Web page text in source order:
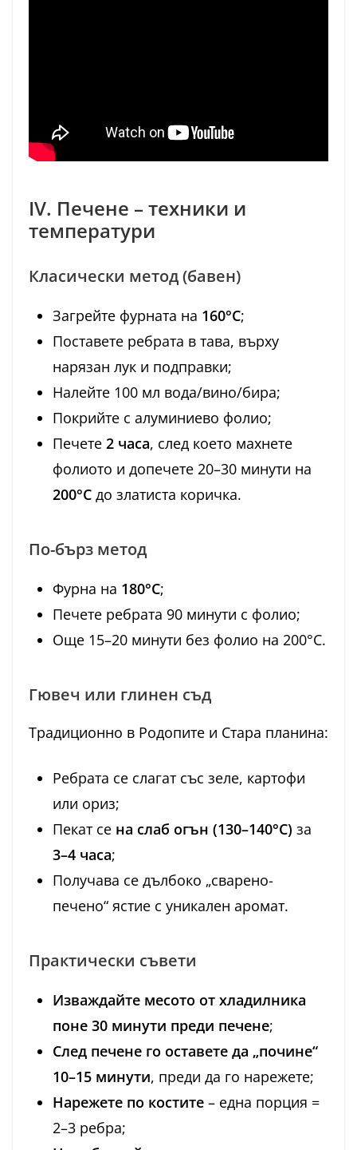
IV. Печене – техники и
температури
Класически метод (бавен)
Загрейте фурната на 160°C;
Поставете ребрата в тава, върху
нарязан лук и подправки;
Налейте 100 мл вода/вино/бира;
Покрийте с алуминиево фолио;
Печете 2 часа, след което махнете
фолиото и допечете 20–30 минути на
200°C до златиста коричка.
По-бърз метод
Фурна на 180°C;
Печете ребрата 90 минути с фолио;
Още 15–20 минути без фолио на 200°C.
Гювеч или глинен съд
Традиционно в Родопите и Стара планина:
Ребрата се слагат със зеле, картофи
или ориз;
Пекат се на слаб огън (130–140°C) за
3–4 часа;
Получава се дълбоко „сварено-
печено“ ястие с уникален аромат.
Практически съвети
Изваждайте месото от хладилника
поне 30 минути преди печене;
След печене го оставете да „почине“
10–15 минути, преди да го нарежете;
Нарежете по костите – една порция =
2–3 ребра;